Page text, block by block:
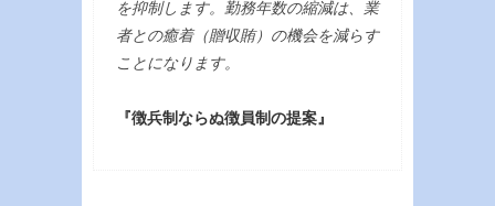
を抑制します。勤務年数の縮減は、業
者との癒着（贈収賄）の機会を減らす
ことになります。
『徴兵制ならぬ徴員制の提案』